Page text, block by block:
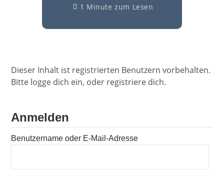
1 Minute zum Lesen
Dieser Inhalt ist registrierten Benutzern vorbehalten.
Bitte logge dich ein, oder registriere dich.
Anmelden
Benutzername oder E-Mail-Adresse